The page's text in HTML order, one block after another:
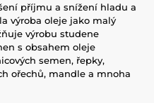
příjmu a snížení hladu a
výroba oleje jako malý
výrobu studene
s obsahem oleje
semen, řepky,
ořechů, mandle a mnoha